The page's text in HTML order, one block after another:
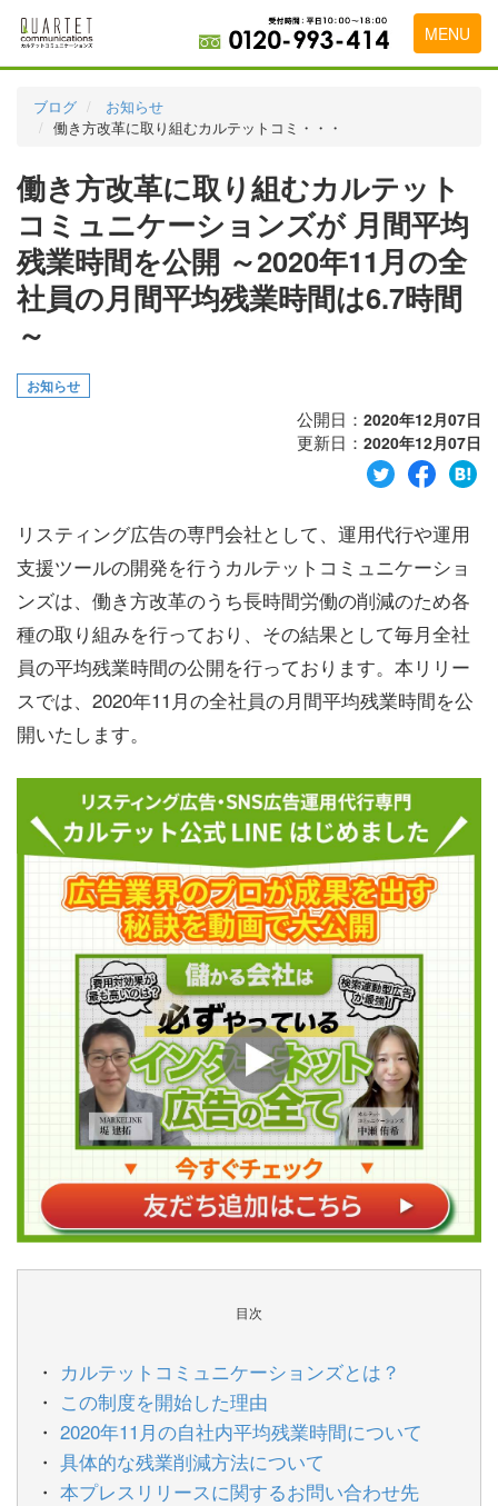
MENU
料金表
実績・お客様の声
初めて導入をお考えの方
代理店の乗り換えをお考えの方
広告代理店・HP制作会社様へ
ブログ
お知らせ
働き方改革に取り組むカルテットコミ・・・
働き方改革に取り組むカルテット
コミュニケーションズが 月間平均
残業時間を公開 ～2020年11月の全
社員の月間平均残業時間は6.7時間
～
お知らせ
公開日： 2020年12月07日
更新日： 2020年12月07日
リスティング広告の専門会社として、運用代行や運用
支援ツールの開発を行うカルテットコミュニケーショ
ンズは、働き方改革のうち長時間労働の削減のため各
種の取り組みを行っており、その結果として毎月全社
員の平均残業時間の公開を行っております。本リリー
スでは、2020年11 月の全社員の月間平均残業時間を公
開いたします。
目次
カルテットコミュニケーションズとは？
この制度を開始した理由
2020年11月の自社内平均残業時間について
具体的な残業削減方法について
本プレスリリースに関するお問い合わせ先